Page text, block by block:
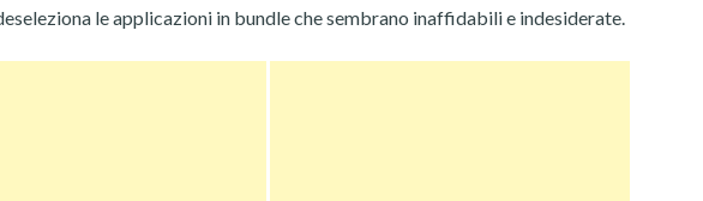
le applicazioni in bundle che sembrano inaffidabili e indesiderate.